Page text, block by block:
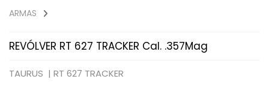
ARMAS
REVÓLVER RT 627 TRACKER Cal. .357Mag
TAURUS | RT 627 TRACKER